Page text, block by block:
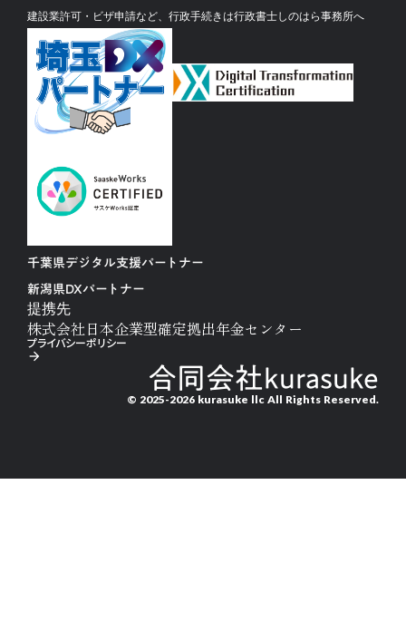
建設業許可・ビザ申請など、行政手続きは行政書士しのはら事務所へ
千葉県デジタル支援パートナー
新潟県DXパートナー
提携先
株式会社日本企業型確定拠出年金センター
合同会社kurasuke
© 2025-2026 kurasuke llc All Rights Reserved.
プライバシーポリシー
arrow_forward